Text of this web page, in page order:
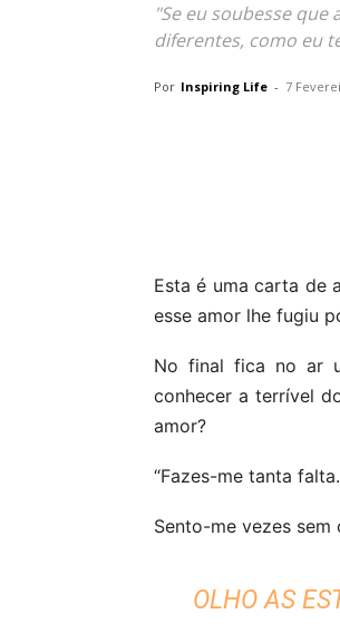
"Se eu soubesse
diferentes, como eu
Por Inspiring Life - 7
Esta é uma carta de
esse amor lhe fugiu
No final fica no ar
conhecer a terrível
amor?
“Fazes-me tanta falta.
Sento-me vezes
OLHO AS